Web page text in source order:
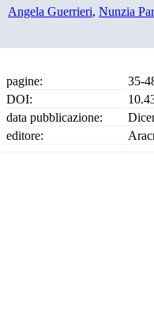
Angela Guerrieri, Nunzia
pagine:
35-
DOI:
data pubblicazione:
editore: